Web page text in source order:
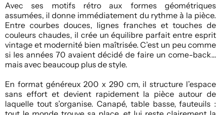
Avec ses motifs rétro aux formes géométriques
assumées, il donne immédiatement du rythme à la pièce.
Entre courbes douces, lignes franches et touches de
couleurs chaudes, il crée un équilibre parfait entre esprit
vintage et modernité bien maîtrisée. C’est un peu comme
si les années 70 avaient décidé de faire un come-back…
mais avec beaucoup plus de style.
En format généreux 200 x 290 cm, il structure l’espace
sans effort et devient rapidement la pièce autour de
laquelle tout s’organise. Canapé, table basse, fauteuils :